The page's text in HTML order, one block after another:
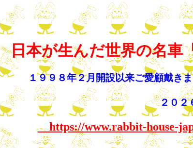
日本が生んだ世界の名車
１９９８年２月開設以来ご愛顧戴き
２０２
https://www.rabbit-house-